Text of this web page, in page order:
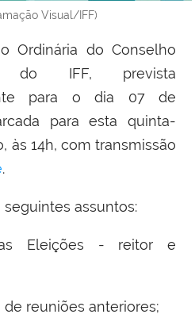
Visual/IFF)
Ordinária do Conselho
do IFF, prevista
para o dia 07 de
para esta quinta-
às 14h, com transmissão
.
assuntos:
Eleições - reitor e
de reuniões anteriores;